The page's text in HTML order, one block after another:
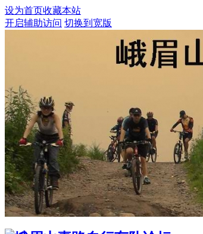
设为首页收藏本站
开启辅助访问 切换到宽版